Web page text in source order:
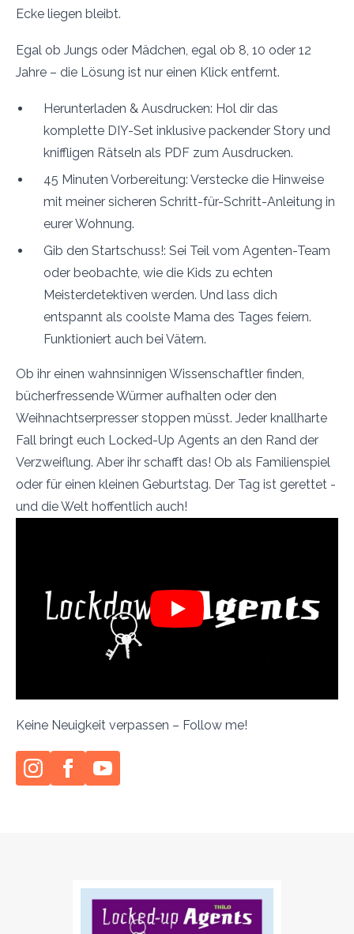
Ecke liegen bleibt.
Egal ob Jungs oder Mädchen, egal ob 8, 10 oder 12
Jahre – die Lösung ist nur einen Klick entfernt.
Herunterladen & Ausdrucken: Hol dir das
komplette DIY-Set inklusive packender Story und
kniffligen Rätseln als PDF zum Ausdrucken.
45 Minuten Vorbereitung: Verstecke die Hinweise
mit meiner sicheren Schritt-für-Schritt-Anleitung in
eurer Wohnung.
Gib den Startschuss!: Sei Teil vom Agenten-Team
oder beobachte, wie die Kids zu echten
Meisterdetektiven werden. Und lass dich
entspannt als coolste Mama des Tages feiern.
Funktioniert auch bei Vätern.
Ob ihr einen wahnsinnigen Wissenschaftler finden,
bücherfressende Würmer aufhalten oder den
Weihnachtserpresser stoppen müsst. Jeder knallharte
Fall bringt euch Locked-Up Agents an den Rand der
Verzweiflung. Aber ihr schafft das! Ob als Familienspiel
oder für einen kleinen Geburtstag. Der Tag ist gerettet -
und die Welt hoffentlich auch!
Play
Keine Neuigkeit verpassen – Follow me!